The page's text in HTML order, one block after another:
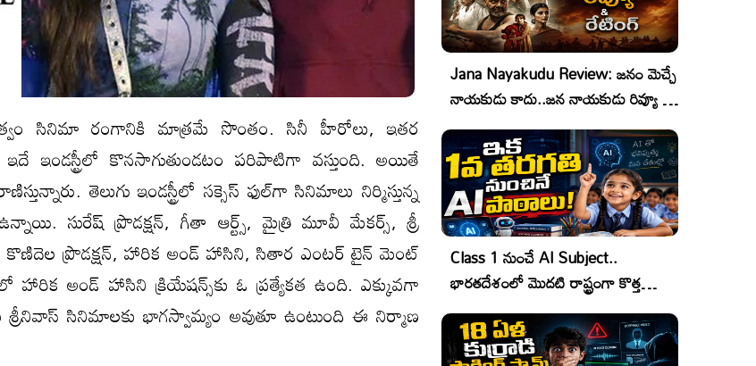
సినిమా రంగానికి మాత్రమే సొంతం. సినీ హీరోలు, ఇతర
ఇదే ఇండస్ట్రీలో కొనసాగుతుండటం పరిపాటిగా వస్తుంది. అయితే
తెలుగు ఇండస్ట్రీలో సక్సెస్ ఫుల్‌గా సినిమాలు నిర్మిస్తున్న
సురేష్ ప్రొడక్షన్, గీతా ఆర్ట్స్, మైత్రి మూవీ మేకర్స్, శ్రీ
కొణిదెల ప్రొడక్షన్, హారిక అండ్ హాసిని, సితార ఎంటర్ టైన్ మెంట్
అండ్ హాసిని క్రియేషన్స్‌కు ఓ ప్రత్యేకత ఉంది. ఎక్కువగా
శ్రీనివాస్ సినిమాలకు భాగస్వామ్యం అవుతూ ఉంటుంది ఈ నిర్మాణ
Jana Nayakudu Review: జనం మెచ్చే
నాయకుడు కాదు..జన నాయకుడు రివ్యూ &
రేటింగ్!
Class 1 నుంచే AI Subject..
భారతదేశంలో మొదటి రాష్ట్రంగా కొత్త
చరిత్ర!